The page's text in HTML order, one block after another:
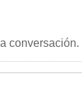
conversación.